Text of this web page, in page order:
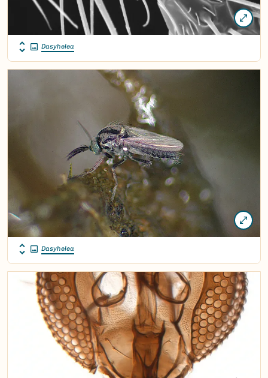
Dasyhelea
Dasyhelea